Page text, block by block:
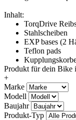
Inhalt:
TorqDrive
Stahlscheiben
EXP bases (2
Teflon pads
Produkt für dein Bike
+
Marke
Modell
Baujahr
Produkt-Typ